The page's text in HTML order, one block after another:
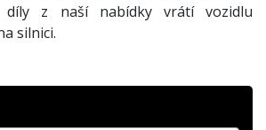
díly z naší nabídky vrátí vozidlu
silnici.